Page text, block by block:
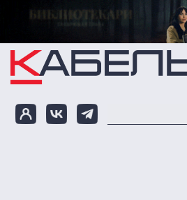
Перейти к основному содержанию